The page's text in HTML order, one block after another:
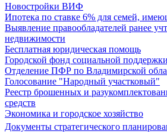
Новостройки ВИФ
Ипотека по ставке 6% для семей,
Выявление правообладателей ранее
недвижимости
Бесплатная юридическая помощь
Городской фонд социальной поддержки
Отделение ПФР по Владимирской
Голосование "Народный участковый"
Реестр брошенных и
средств
Экономика и городское хозяйство
Документы стратегического